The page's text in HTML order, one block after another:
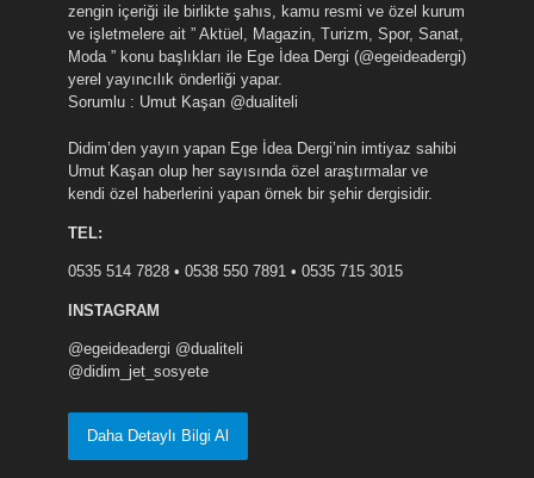
zengin içeriği ile birlikte şahıs, kamu resmi ve özel kurum
ve işletmelere ait ” Aktüel, Magazin, Turizm, Spor, Sanat,
Moda ” konu başlıkları ile Ege İdea Dergi (@egeideadergi)
yerel yayıncılık önderliği yapar.
Sorumlu : Umut Kaşan @dualiteli
Didim’den yayın yapan Ege İdea Dergi’nin imtiyaz sahibi
Umut Kaşan olup her sayısında özel araştırmalar ve
kendi özel haberlerini yapan örnek bir şehir dergisidir.
TEL:
0535 514 7828 • 0538 550 7891 • 0535 715 3015
INSTAGRAM
@egeideadergi @dualiteli
@didim_jet_sosyete
Daha Detaylı Bilgi Al